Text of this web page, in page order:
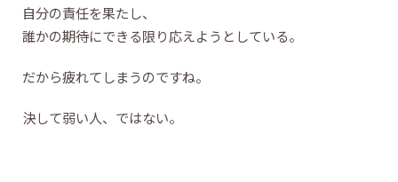
自分の責任を果たし、
誰かの期待にできる限り応えようとしている。
だから疲れてしまうのですね。
決して弱い人、ではない。